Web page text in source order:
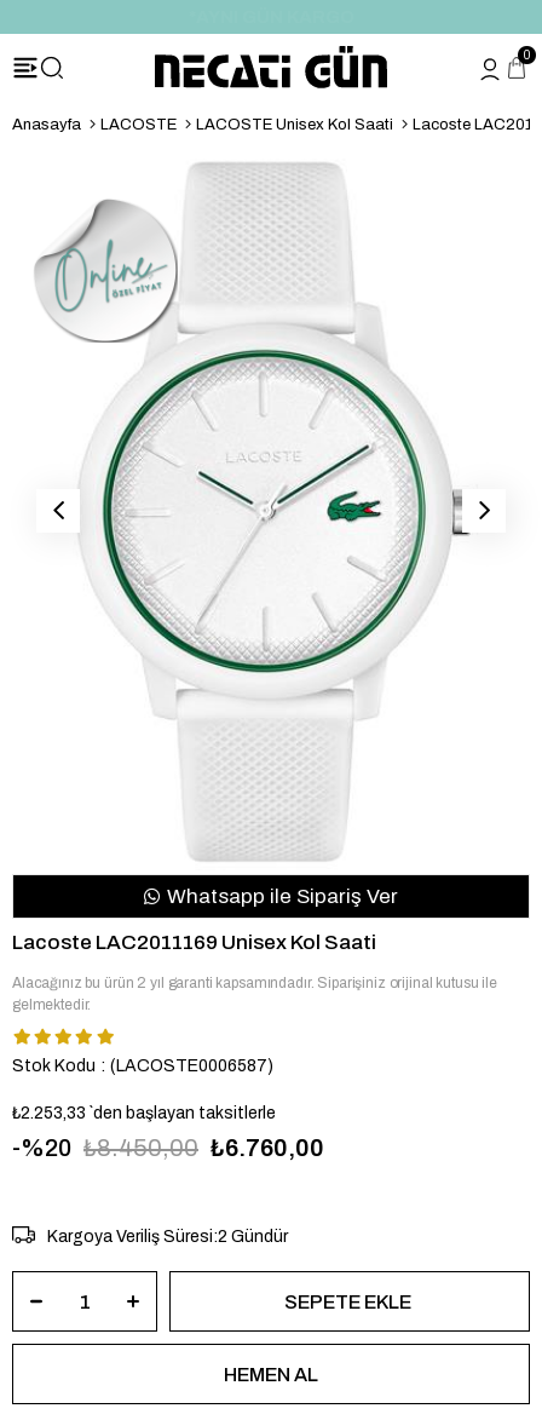
0
Anasayfa LACOSTE LACOSTE Unisex Kol Saati Lacoste
Whatsapp ile Sipariş Ver
Lacoste LAC2011169 Unisex Kol Saati
Alacağınız bu ürün 2 yıl garanti kapsamındadır. Siparişiniz orijinal kutusu ile
gelmektedir.
Stok Kodu (LACOSTE0006587)
₺2.253,33 `den başlayan taksitlerle
20 ₺8.450,00 ₺6.760,00
Kargoya Veriliş Süresi:2 Gündür